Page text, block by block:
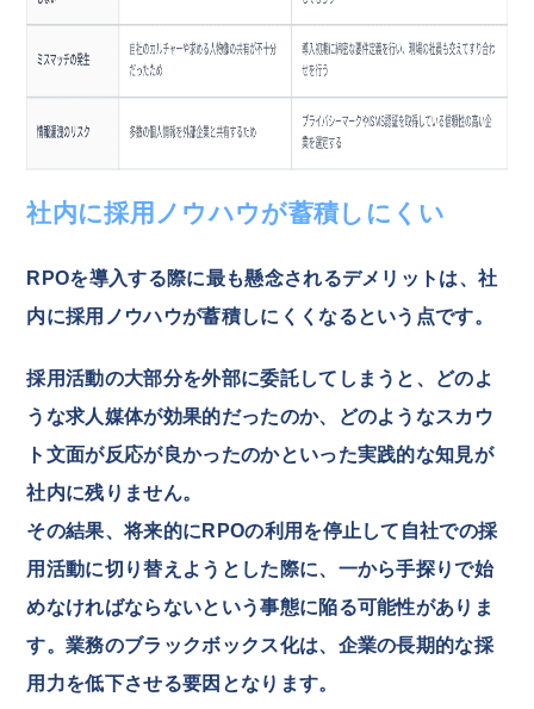
社内に採用ノウハウが蓄積しにくい
RPOを導入する際に最も懸念されるデメリットは、社
内に採用ノウハウが蓄積しにくくなるという点です。
採用活動の大部分を外部に委託してしまうと、どのよ
うな求人媒体が効果的だったのか、どのようなスカウ
ト文面が反応が良かったのかといった実践的な知見が
社内に残りません。
その結果、将来的にRPOの利用を停止して自社での採
用活動に切り替えようとした際に、一から手探りで始
めなければならないという事態に陥る可能性がありま
す。業務のブラックボックス化は、企業の長期的な採
用力を低下させる要因となります。